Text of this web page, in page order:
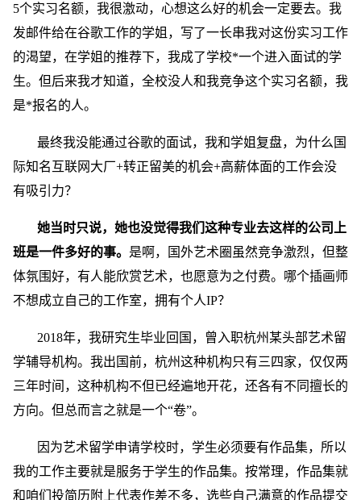
5个实习名额，我很激动，心想这么好的机会一定要去。我
发邮件给在谷歌工作的学姐，写了一长串我对这份实习工作
的渴望，在学姐的推荐下，我成了学校*一个进入面试的学
生。但后来我才知道，全校没人和我竞争这个实习名额，我
是*报名的人。
最终我没能通过谷歌的面试，我和学姐复盘，为什么国
际知名互联网大厂+转正留美的机会+高薪体面的工作会没
有吸引力？
她当时只说，她也没觉得我们这种专业去这样的公司上
班是一件多好的事。 是啊，国外艺术圈虽然竞争激烈，但整
体氛围好，有人能欣赏艺术，也愿意为之付费。哪个插画师
不想成立自己的工作室，拥有个人IP？
2018年，我研究生毕业回国，曾入职杭州某头部艺术留
学辅导机构。我出国前，杭州这种机构只有三四家，仅仅两
三年时间，这种机构不但已经遍地开花，还各有不同擅长的
方向。但总而言之就是一个“卷”。
因为艺术留学申请学校时，学生必须要有作品集，所以
我的工作主要就是服务于学生的作品集。按常理，作品集就
和咱们投简历附上代表作差不多，选些自己满意的作品提交